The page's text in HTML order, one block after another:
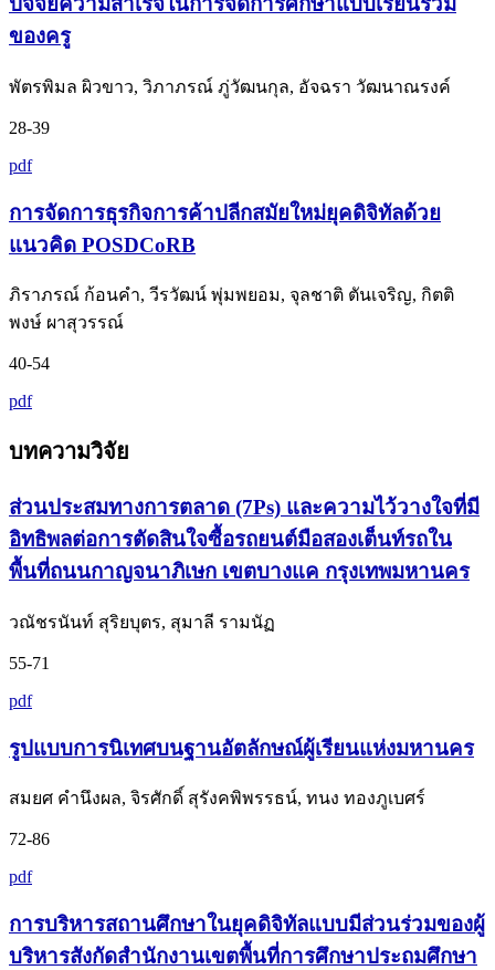
ของครู
พัตรพิมล ผิวขาว, วิภาภรณ์ ภู่วัฒนกุล, อัจฉรา วัฒนาณรงค์
28-39
pdf
การจัดการธุรกิจการค้าปลีกสมัยใหม่ยุคดิจิทัลด้วย
แนวคิด POSDCoRB
ภิราภรณ์ ก้อนคำ, วีรวัฒน์ พุ่มพยอม, จุลชาติ ตันเจริญ, กิตติ
พงษ์ ผาสุวรรณ์
40-54
pdf
บทความวิจัย
ส่วนประสมทางการตลาด (7Ps) และความไว้วางใจที่มี
อิทธิพลต่อการตัดสินใจซื้อรถยนต์มือสองเต็นท์รถใน
พื้นที่ถนนกาญจนาภิเษก เขตบางแค กรุงเทพมหานคร
วณัชรนันท์ สุริยบุตร, สุมาลี รามนัฏ
55-71
pdf
รูปแบบการนิเทศบนฐานอัตลักษณ์ผู้เรียนแห่งมหานคร
สมยศ คำนึงผล, จิรศักดิ์ สุรังคพิพรรธน์, ทนง ทองภูเบศร์
72-86
pdf
การบริหารสถานศึกษาในยุคดิจิทัลแบบมีส่วนร่วมของผู้
บริหารสังกัดสำนักงานเขตพื้นที่การศึกษาประถมศึกษา